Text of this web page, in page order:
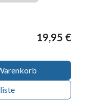
19,95 €